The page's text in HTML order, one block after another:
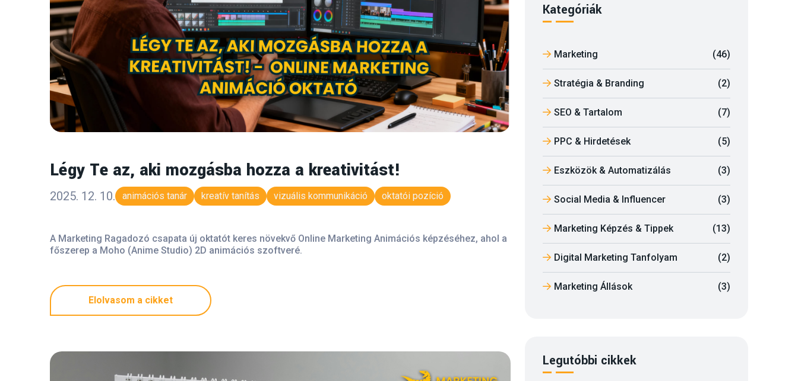
Légy Te az, aki mozgásba hozza a kreativitást!
2025. 12. 10. animációs tanár kreatív tanítás vizuális kommunikáció oktatói pozíció
A Marketing Ragadozó csapata új oktatót keres növekvő Online Marketing Animációs képzéséhez, ahol a
főszerep a Moho (Anime Studio) 2D animációs szoftveré.
Elolvasom a cikket
Kategóriák
Marketing (46)
Stratégia & Branding (2)
SEO & Tartalom (7)
PPC & Hirdetések (5)
Eszközök & Automatizálás (3)
Social Media & Influencer (3)
Marketing Képzés & Tippek (13)
Digital Marketing Tanfolyam (2)
Marketing Állások (3)
Legutóbbi cikkek